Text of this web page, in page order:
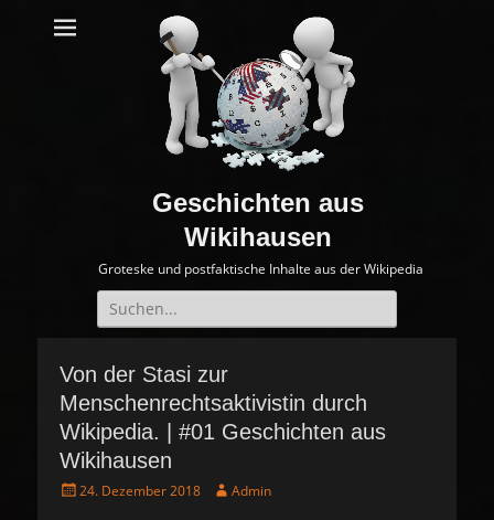
Geschichten aus
Wikihausen
Groteske und postfaktische Inhalte aus der Wikipedia
Suche
nach:
Von der Stasi zur
Menschenrechtsaktivistin durch
Wikipedia. | #01 Geschichten aus
Wikihausen
P
24. Dezember 2018
A Admin